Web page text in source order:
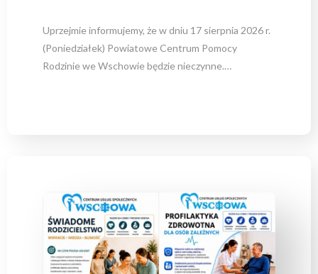
Uprzejmie informujemy, że w dniu 17 sierpnia 2026 r.
(Poniedziałek) Powiatowe Centrum Pomocy
Rodzinie we Wschowie będzie nieczynne.…